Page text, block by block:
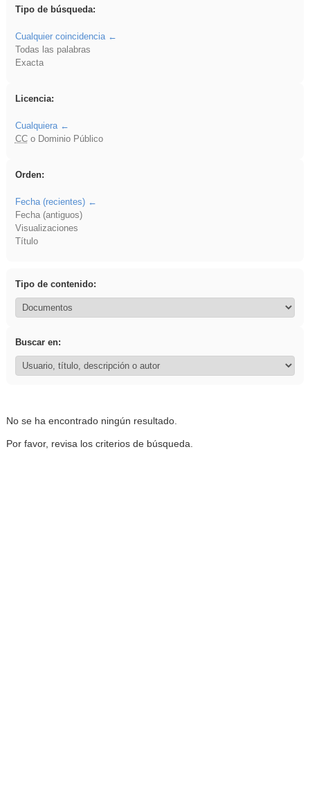
Tipo de búsqueda:
Cualquier coincidencia
Todas las palabras
Exacta
Licencia:
Cualquiera
CCo Dominio Público
Orden:
Fecha (recientes)
Fecha (antiguos)
Visualizaciones
Título
Tipo de contenido:
Buscar en:
No se ha encontrado ningún resultado.
Por favor, revisa los criterios de búsqueda.